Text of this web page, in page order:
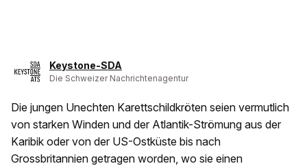
Keystone-SDA
Die Schweizer Nachrichtenagentur
Die jungen Unechten Karettschildkröten seien vermutlich
von starken Winden und der Atlantik-Strömung aus der
Karibik oder von der US-Ostküste bis nach
Grossbritannien getragen worden, wo sie einen